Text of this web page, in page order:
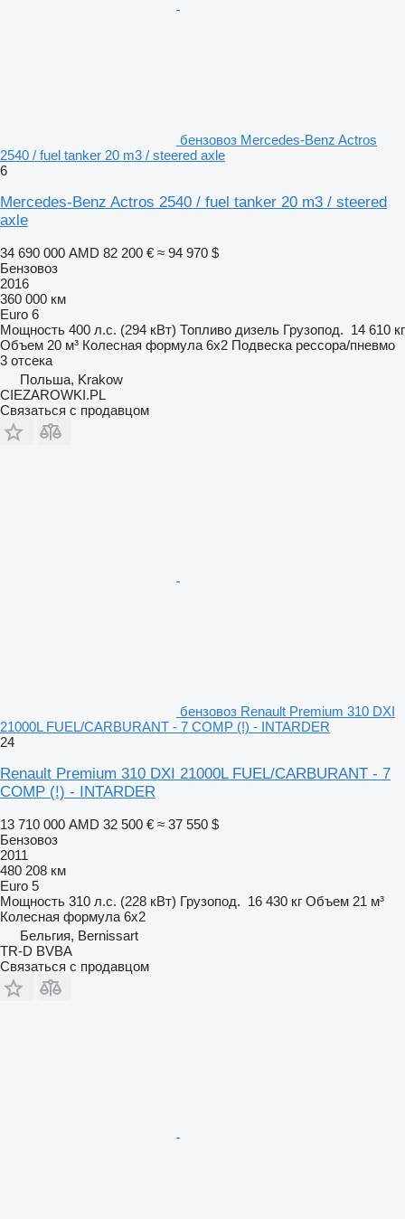
бензовоз Mercedes-Benz Actros
2540 / fuel tanker 20 m3 / steered axle
6
Mercedes-Benz Actros 2540 / fuel tanker 20 m3 / steered
axle
34 690 000 AMD 82 200 € ≈ 94 970 $
Бензовоз
2016
360 000 км
Euro 6
Мощность 400 л.с. (294 кВт) Топливо дизель Грузопод. 14 610 кг
Объем 20 м³ Колесная формула 6x2 Подвеска рессора/пневмо
3 отсека
Польша, Krakow
CIEZAROWKI.PL
Связаться с продавцом
бензовоз Renault Premium 310 DXI
21000L FUEL/CARBURANT - 7 COMP (!) - INTARDER
24
Renault Premium 310 DXI 21000L FUEL/CARBURANT - 7
COMP (!) - INTARDER
13 710 000 AMD 32 500 € ≈ 37 550 $
Бензовоз
2011
480 208 км
Euro 5
Мощность 310 л.с. (228 кВт) Грузопод. 16 430 кг Объем 21 м³
Колесная формула 6x2
Бельгия, Bernissart
TR-D BVBA
Связаться с продавцом